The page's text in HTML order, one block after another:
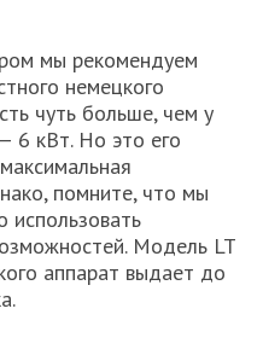
мы рекомендуем
немецкого
чуть больше, чем у
6 кВт. Но это его
помните, что мы
использовать
Модель LT
аппарат выдает до